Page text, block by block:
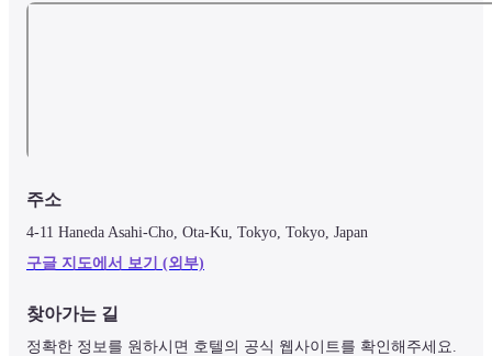
주소
4-11 Haneda Asahi-Cho, Ota-Ku, Tokyo, Tokyo, Japan
구글 지도에서 보기 (외부)
찾아가는 길
정확한 정보를 원하시면 호텔의 공식 웹사이트를 확인해주세요.